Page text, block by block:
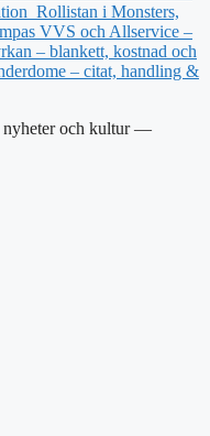
Rollistan i Monsters,
VVS och Allservice –
– blankett, kostnad och
– citat, handling &
nyheter och kultur —